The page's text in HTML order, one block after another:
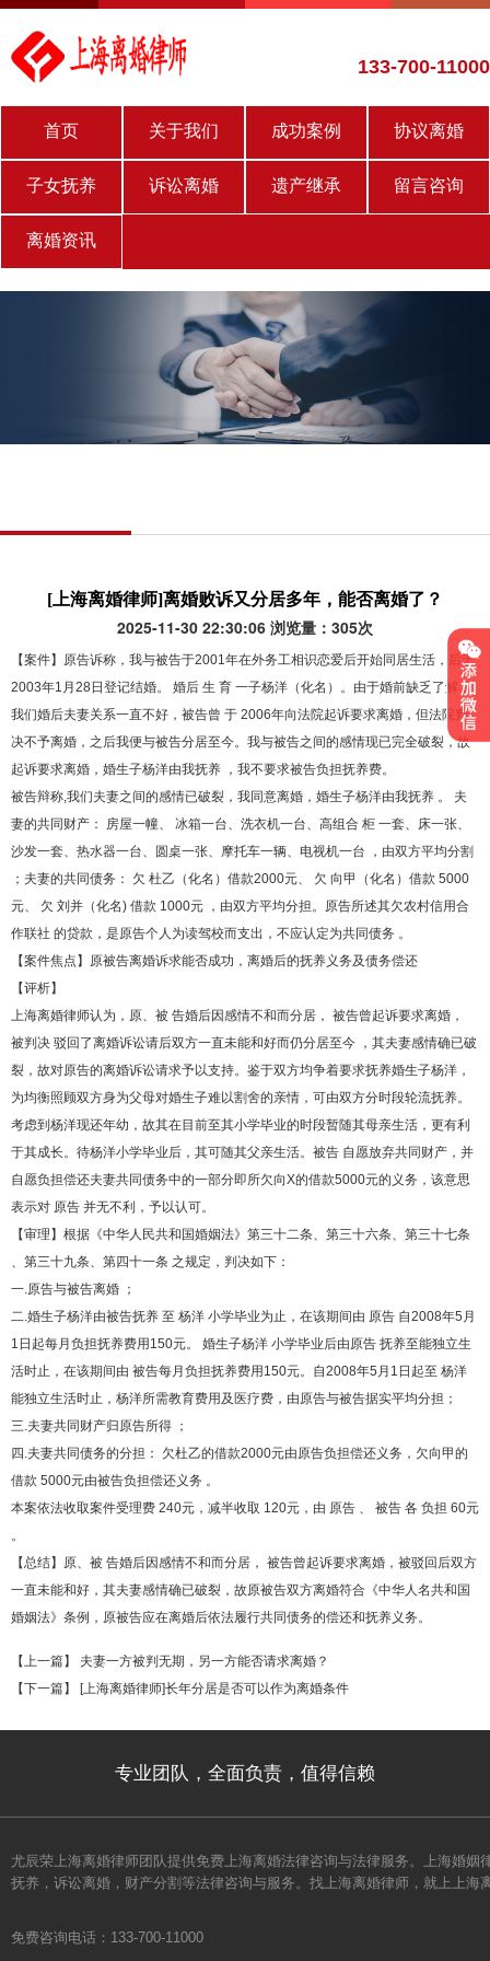
133-700-11000
首页 关于我们 成功案例 协议离婚
子女抚养 诉讼离婚 遗产继承 留言咨询
离婚资讯
[上海离婚律师]离婚败诉又分居多年，能否离婚了？
2025-11-30 22:30:06 浏览量：305次
【案件】原告诉称，我与被告于2001年在外务工相识恋爱后开始同居生活，后于
2003年1月28日登记结婚。 婚后 生 育 一子杨洋（化名）。由于婚前缺乏了解，
我们婚后夫妻关系一直不好，被告曾 于 2006年向法院起诉要求离婚，但法院判
决不予离婚，之后我便与被告分居至今。我与被告之间的感情现已完全破裂，故
起诉要求离婚，婚生子杨洋由我抚养 ，我不要求被告负担抚养费。
被告辩称,我们夫妻之间的感情已破裂，我同意离婚，婚生子杨洋由我抚养 。 夫
妻的共同财产： 房屋一幢、 冰箱一台、洗衣机一台、高组合 柜 一套、床一张、
沙发一套、热水器一台、圆桌一张、摩托车一辆、电视机一台 ，由双方平均分割
；夫妻的共同债务： 欠 杜乙（化名）借款2000元、 欠 向甲（化名）借款 5000
元、 欠 刘并（化名) 借款 1000元 ，由双方平均分担。原告所述其欠农村信用合
作联社 的贷款，是原告个人为读驾校而支出，不应认定为共同债务 。
【案件焦点】原被告离婚诉求能否成功，离婚后的抚养义务及债务偿还
【评析】
上海离婚律师认为，原、被 告婚后因感情不和而分居， 被告曾起诉要求离婚，
被判决 驳回了离婚诉讼请后双方一直未能和好而仍分居至今 ，其夫妻感情确已破
裂，故对原告的离婚诉讼请求予以支持。鉴于双方均争着要求抚养婚生子杨洋，
为均衡照顾双方身为父母对婚生子难以割舍的亲情，可由双方分时段轮流抚养。
考虑到杨洋现还年幼，故其在目前至其小学毕业的时段暂随其母亲生活，更有利
于其成长。待杨洋小学毕业后，其可随其父亲生活。被告 自愿放弃共同财产，并
自愿负担偿还夫妻共同债务中的一部分即所欠向X的借款5000元的义务，该意思
表示对 原告 并无不利，予以认可。
【审理】根据《中华人民共和国婚姻法》第三十二条、第三十六条、第三十七条
、第三十九条、第四十一条 之规定，判决如下：
一.原告与被告离婚 ；
二.婚生子杨洋由被告抚养 至 杨洋 小学毕业为止，在该期间由 原告 自2008年5月
1日起每月负担抚养费用150元。 婚生子杨洋 小学毕业后由原告 抚养至能独立生
活时止，在该期间由 被告每月负担抚养费用150元。自2008年5月1日起至 杨洋
能独立生活时止，杨洋所需教育费用及医疗费，由原告与被告据实平均分担；
三.夫妻共同财产归原告所得 ；
四.夫妻共同债务的分担： 欠杜乙的借款2000元由原告负担偿还义务，欠向甲的
借款 5000元由被告负担偿还义务 。
本案依法收取案件受理费 240元，减半收取 120元，由 原告 、 被告 各 负担 60元
。
【总结】原、被 告婚后因感情不和而分居， 被告曾起诉要求离婚，被驳回后双方
一直未能和好，其夫妻感情确已破裂，故原被告双方离婚符合《中华人名共和国
婚姻法》条例，原被告应在离婚后依法履行共同债务的偿还和抚养义务。
【上一篇】
夫妻一方被判无期，另一方能否请求离婚？
【下一篇】
[上海离婚律师]长年分居是否可以作为离婚条件
专业团队，全面负责，值得信赖
尤辰荣上海离婚律师团队提供免费上海离婚法律咨询与法律服务。上海婚姻
抚养，诉讼离婚，财产分割等法律咨询与服务。找上海离婚律师，就上上海
免费咨询电话：133-700-11000